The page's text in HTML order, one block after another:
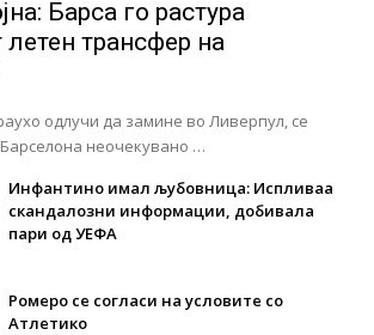
Барса го растура
летен трансфер на
одлучи да замине во Ливерпул, се
Барселона неочекувано …
Инфантино имал љубовница: Испливаа
скандалозни информации, добивала
пари од УЕФА
Ромеро се согласи на условите со
Атлетико